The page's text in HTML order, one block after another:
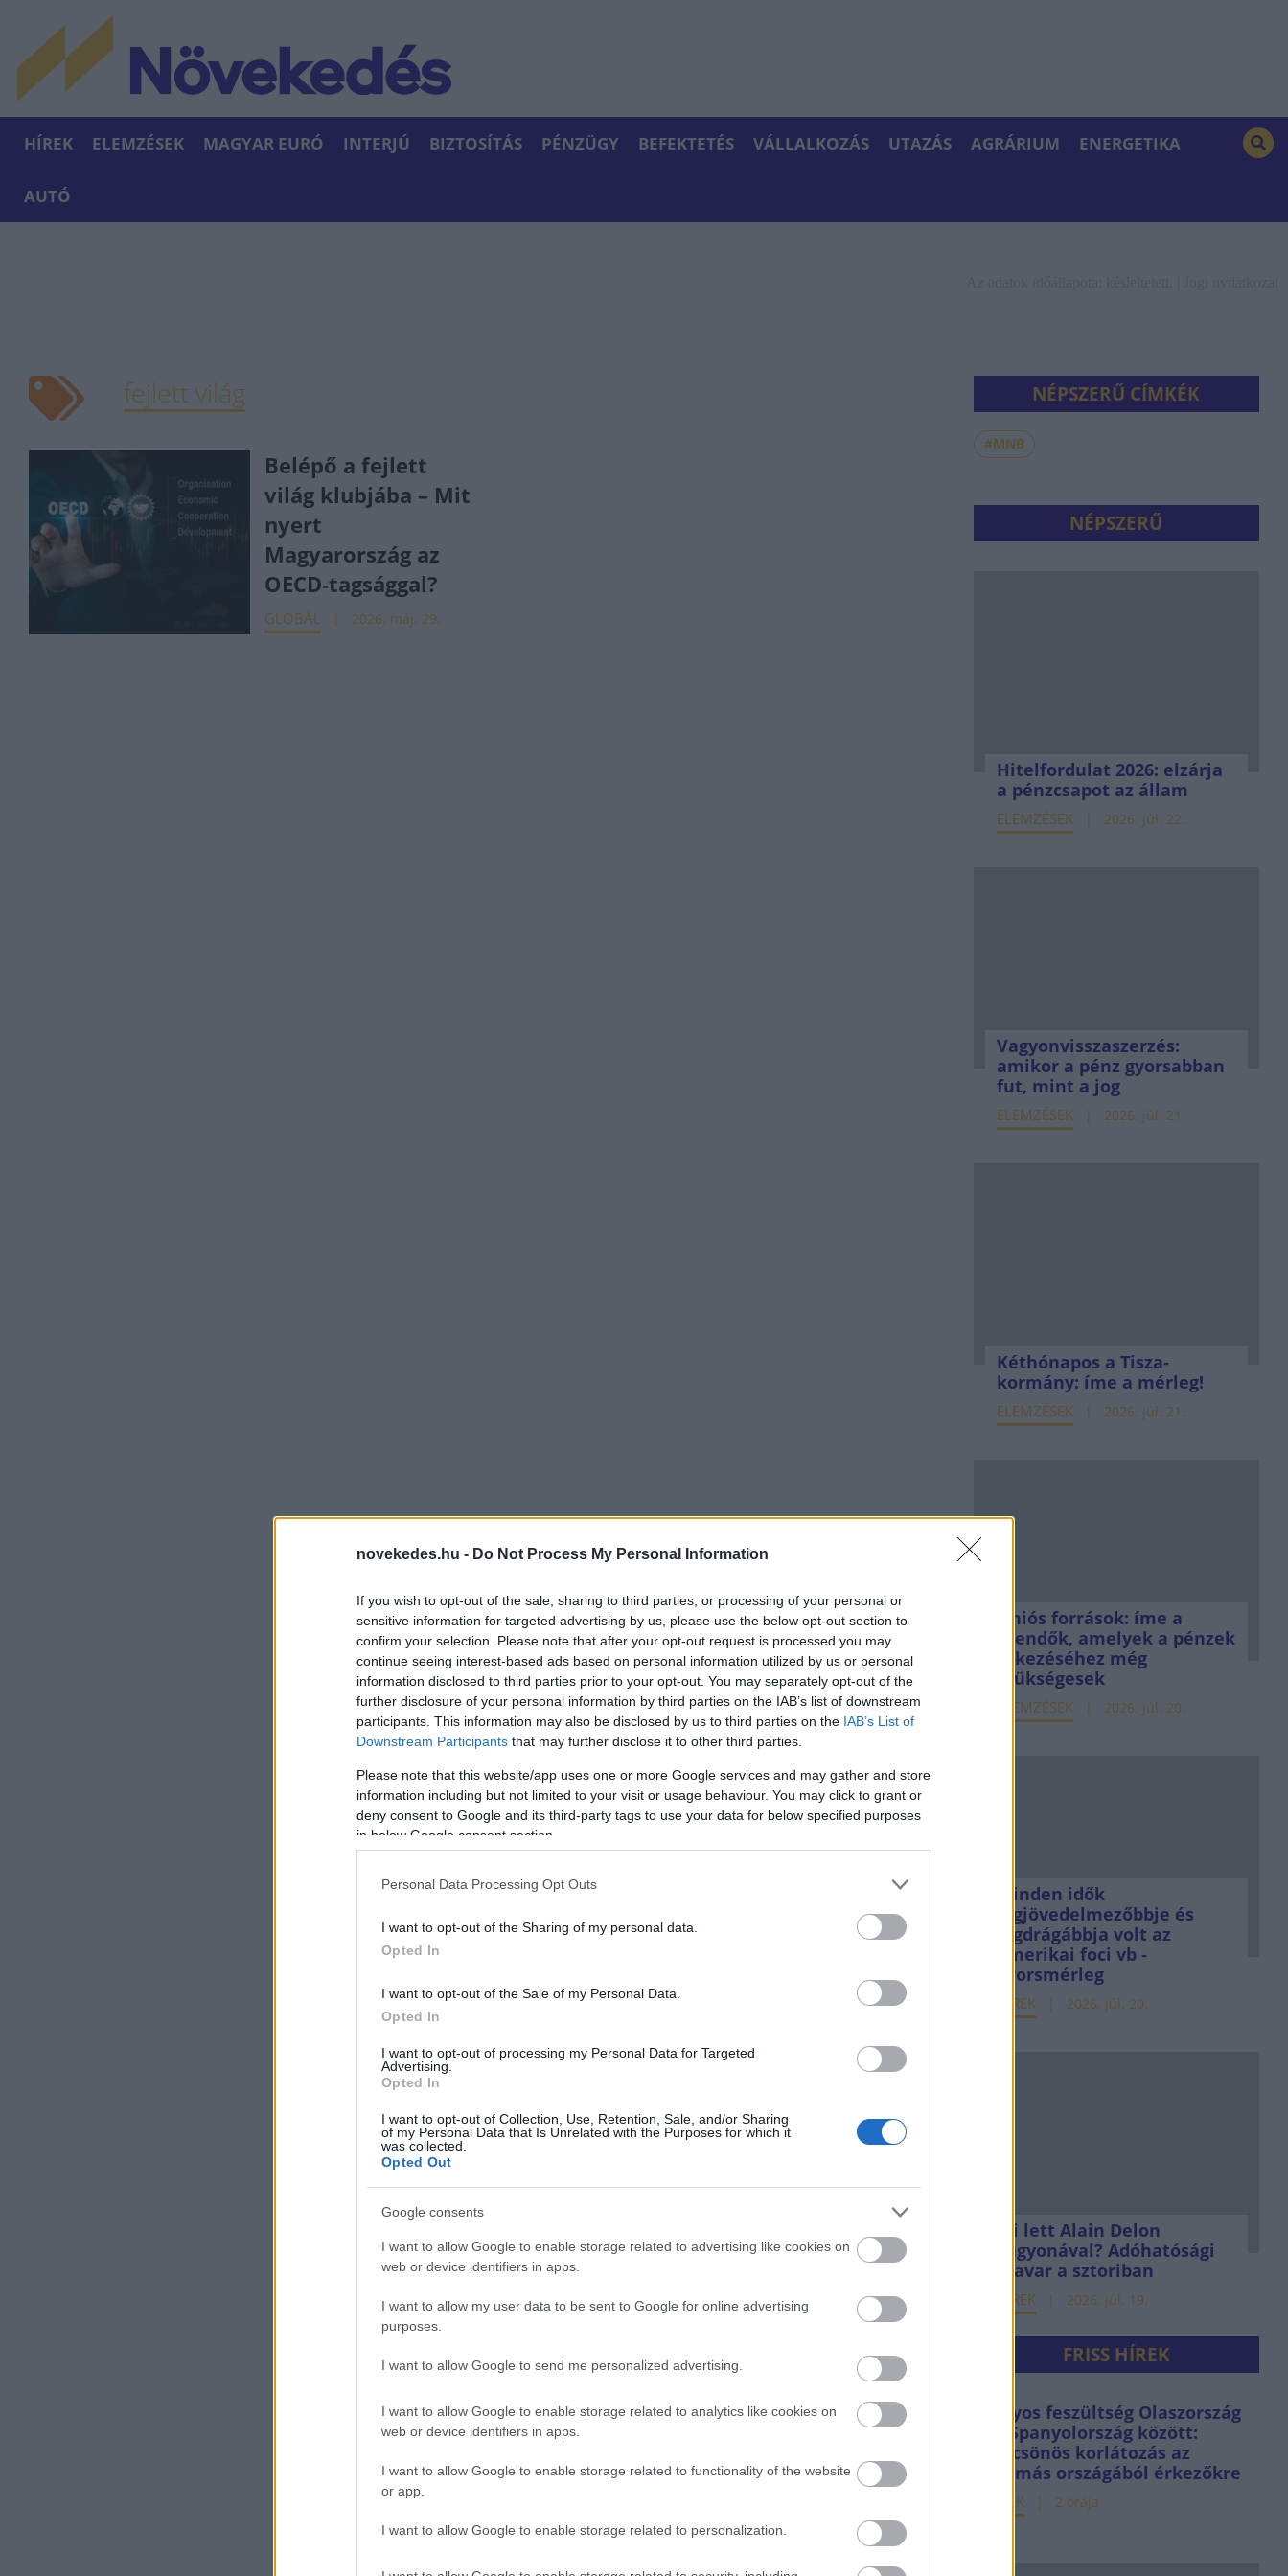
novekedes.hu - Do Not Process My Personal Information
If you wish to opt-out of the sale, sharing to third parties, or processing of your personal or
sensitive information for targeted advertising by us, please use the below opt-out section to
confirm your selection. Please note that after your opt-out request is processed you may
continue seeing interest-based ads based on personal information utilized by us or personal
information disclosed to third parties prior to your opt-out. You may separately opt-out of the
further disclosure of your personal information by third parties on the IAB’s list of downstream
participants. This information may also be disclosed by us to third parties on the IAB’s List of
Downstream Participants that may further disclose it to other third parties.
Please note that this website/app uses one or more Google services and may gather and store
information including but not limited to your visit or usage behaviour. You may click to grant or
deny consent to Google and its third-party tags to use your data for below specified purposes
in below Google consent section.
Personal Data Processing Opt Outs
I want to opt-out of the Sharing of my personal data.
Opted In
I want to opt-out of the Sale of my Personal Data.
Opted In
I want to opt-out of processing my Personal Data for Targeted
Advertising.
Opted In
I want to opt-out of Collection, Use, Retention, Sale, and/or Sharing
of my Personal Data that Is Unrelated with the Purposes for which it
was collected.
Opted Out
Google consents
I want to allow Google to enable storage related to advertising like cookies on
web or device identifiers in apps.
I want to allow my user data to be sent to Google for online advertising
purposes.
I want to allow Google to send me personalized advertising.
I want to allow Google to enable storage related to analytics like cookies on
web or device identifiers in apps.
I want to allow Google to enable storage related to functionality of the website
or app.
I want to allow Google to enable storage related to personalization.
HÍREK ELEMZÉSEK MAGYAR EURÓ INTERJÚ BIZTOSÍTÁS PÉNZÜGY BEFEKTETÉS VÁLLALKOZÁS UTAZÁS AGRÁRIUM ENERGETIKA
AUTÓ
fejlett világ
Belépő a fejlett
világ klubjába – Mit
nyert
Magyarország az
OECD‑tagsággal?
GLOBÁL 2026. máj. 29.
NÉPSZERŰ CÍMKÉK
#MNB
NÉPSZERŰ
Hitelfordulat 2026: elzárja
a pénzcsapot az állam
ELEMZÉSEK 2026. júl. 22.
Vagyonvisszaszerzés:
amikor a pénz gyorsabban
fut, mint a jog
ELEMZÉSEK 2026. júl. 21.
Kéthónapos a Tisza-
kormány: íme a mérleg!
ELEMZÉSEK 2026. júl. 21.
Uniós források: íme a
teendők, amelyek a pénzek
érkezéséhez még
szükségesek
ELEMZÉSEK 2026. júl. 20.
Minden idők
legjövedelmezőbbje és
legdrágábbja volt az
amerikai foci vb -
gyorsmérleg
HÍREK 2026. júl. 20.
Mi lett Alain Delon
vagyonával? Adóhatósági
csavar a sztoriban
HÍREK 2026. júl. 19.
FRISS HÍREK
Súlyos feszültség Olaszország
és Spanyolország között:
kölcsönös korlátozás az
egymás országából érkezőkre
HÍREK 2 órája